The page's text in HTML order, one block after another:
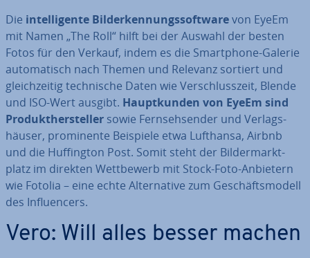
Die in­tel­li­gen­te Bil­der­ken­nungs­soft­warevon EyeEm
mit Namen „The Roll“ hilft bei der Auswahl der besten
Fotos für den Verkauf, indem es die Smart­phone-Galerie
au­to­ma­tisch nach Themen und Relevanz sortiert und
gleich­zei­tig tech­ni­sche Daten wie Ver­schluss­zeit, Blende
und ISO-Wert ausgibt. Haupt­kun­den von EyeEm sind
Pro­dukt­her­stel­ler sowie Fern­seh­sen­der und Ver­lags­
häu­ser, pro­mi­nen­te Beispiele etwa Lufthansa, Airbnb
und die Huf­fing­ton Post. Somit steht der Bil­der­markt­
platz im direkten Wett­be­werb mit Stock-Foto-Anbietern
wie Fotolia – eine echte Al­ter­na­ti­ve zum Ge­schäfts­mo­dell
des In­fluen­cers.
Vero: Will alles besser machen